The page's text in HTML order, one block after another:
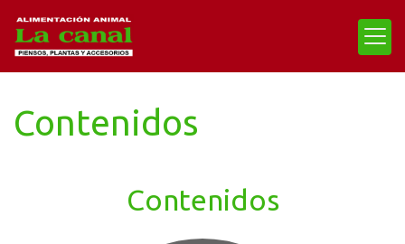
Contenidos
Contenidos